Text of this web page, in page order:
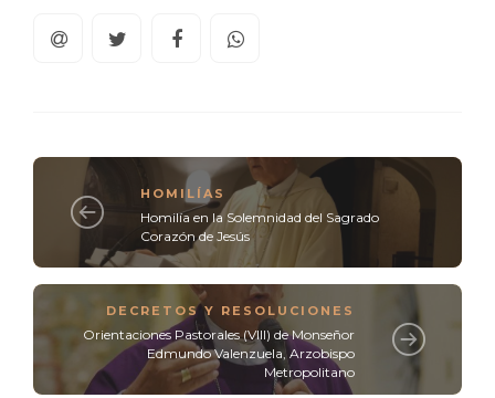
HOMILÍAS
Homilía en la Solemnidad del Sagrado
Corazón de Jesús
DECRETOS Y RESOLUCIONES
Orientaciones Pastorales (VIII) de Monseñor
Edmundo Valenzuela, Arzobispo
Metropolitano